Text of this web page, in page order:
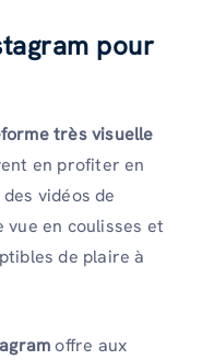
pour
très visuelle
en profiter en
vidéos de
vue en coulisses et
de plaire à
offre aux